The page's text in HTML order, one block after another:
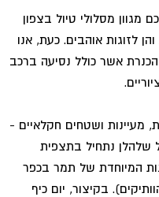
מסלולי טיול בצפון
לזוגות אוהבים. כעת, אנו
אשר כולל נסיעה ברכב
מעיינות ושטחים חקלאיים -
שלהלן נתחיל בתצפית
המיוחדת של תמר בכפר
בקיצור, יום כיף